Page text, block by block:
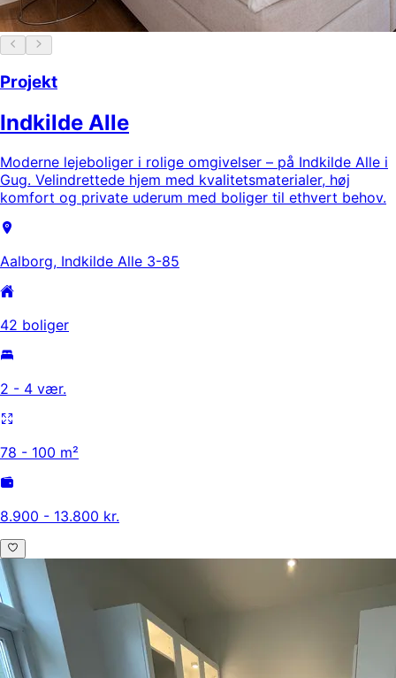
Projekt
Indkilde Alle
Moderne lejeboliger i rolige omgivelser – på Indkilde Alle i
Gug. Velindrettede hjem med kvalitetsmaterialer, høj
komfort og private uderum med boliger til ethvert behov.
Aalborg, Indkilde Alle 3-85
42 boliger
2 - 4 vær.
78 - 100 m²
8.900 - 13.800 kr.